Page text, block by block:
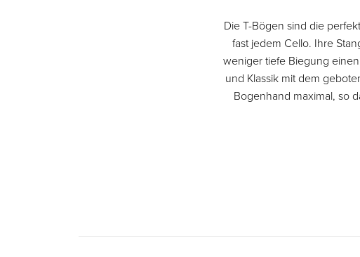
Die T-Bögen sind die
fast jedem Cello. Ihre
weniger tiefe Biegung
und Klassik mit dem
Bogenhand maximal, so